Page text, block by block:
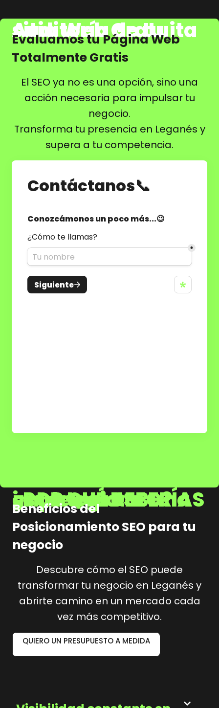
Auditoría de tu sitio Web Gratuita
Evaluamos tu Página Web
Totalmente Gratis
El SEO ya no es una opción, sino una
acción necesaria para impulsar tu
negocio.
Transforma tu presencia en Leganés y
supera a tu competencia.
¿POR QUÉ DEBERÍAS implementar una estrategia SEO?
Beneficios del
Posicionamiento SEO para tu
negocio
Descubre cómo el SEO puede
transformar tu negocio en Leganés y
abrirte camino en un mercado cada
vez más competitivo.
QUIERO UN PRESUPUESTO A MEDIDA